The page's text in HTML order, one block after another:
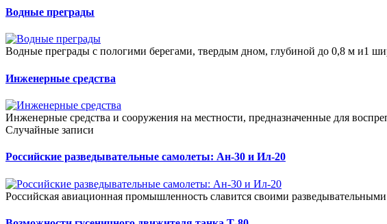
Водные преграды
Водные преграды с пологими берегами, твердым дном, глубиной до 0,8 м и1
Инженерные средства
Инженерные средства и сооружения на местности, предназначенные для
Случайные записи
Российские разведывательные самолеты: Ан-30 и Ил-20
Российская авиационная промышленность славится своими